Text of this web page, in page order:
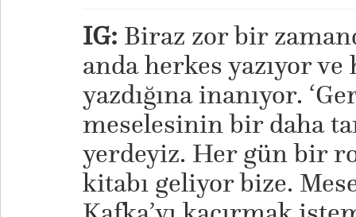
IG: Biraz zor bir
anda herkes yazıyor
yazdığına inanıyor.
meselesinin bir daha
yerdeyiz. Her gün bir
kitabı geliyor bize.